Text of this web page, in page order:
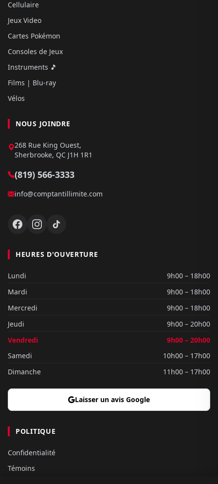
Cellulaire
Jeux Video
Cartes Pokémon
Consoles de Jeux
Instruments 🎵
Films | Blu-ray
Vélos
NOUS JOINDRE
268 Rue King Ouest,
Sherbrooke, QC J1H 1R1
(819) 566-3333
info@comptantillimite.com
HEURES D'OUVERTURE
Lundi
9h00 – 18h00
Mardi
9h00 – 18h00
Mercredi
9h00 – 18h00
Jeudi
9h00 – 20h00
Vendredi
9h00 – 20h00
Samedi
10h00 – 17h00
Dimanche
11h00 – 17h00
Laisser un avis Google
POLITIQUE
Confidentialité
Témoins